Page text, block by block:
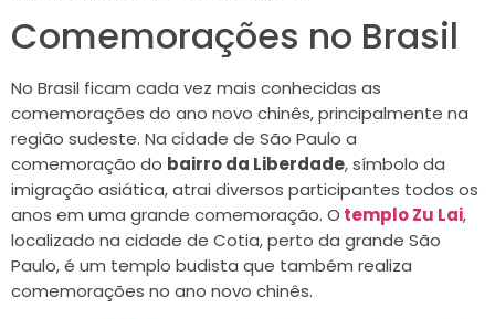
Comemorações no Brasil
No Brasil ficam cada vez mais conhecidas as
comemorações do ano novo chinês, principalmente na
região sudeste. Na cidade de São Paulo a
comemoração do bairro da Liberdade, símbolo da
imigração asiática, atrai diversos participantes todos os
anos em uma grande comemoração. O templo Zu Lai,
localizado na cidade de Cotia, perto da grande São
Paulo, é um templo budista que também realiza
comemorações no ano novo chinês.